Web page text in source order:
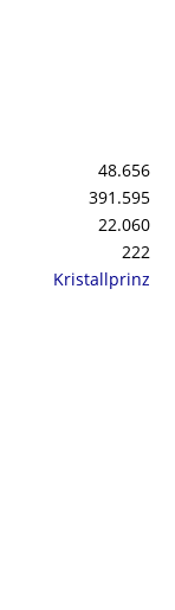
48.656
391.595
22.060
222
Kristallprinz